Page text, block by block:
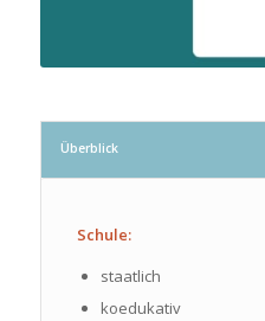
Überblick
Schule:
staatlich
koedukativ